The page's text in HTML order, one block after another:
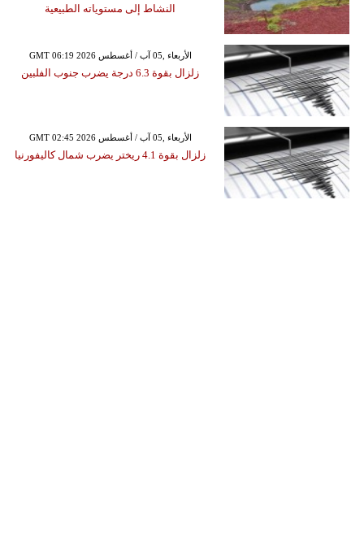
النشاط إلى مستوياته الطبيعية
GMT 06:19 2026 الأربعاء ,05 آب / أغسطس
زلزال بقوة 6.3 درجة يضرب جنوب الفلبين
GMT 02:45 2026 الأربعاء ,05 آب / أغسطس
زلزال بقوة 4.1 ريختر يضرب شمال كاليفورنيا